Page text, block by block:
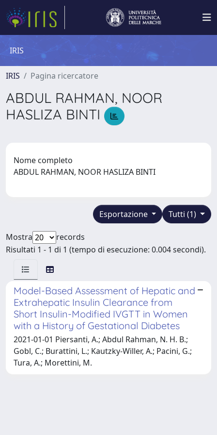
IRIS
IRIS Pagina ricercatore
ABDUL RAHMAN, NOOR
HASLIZA BINTI
Nome completo
ABDUL RAHMAN, NOOR HASLIZA BINTI
Tutti (1)
Esportazione
Mostra
records
Risultati 1 - 1 di 1 (tempo di esecuzione: 0.004 secondi).
Model-Based Assessment of Hepatic and
Extrahepatic Insulin Clearance from
Short Insulin-Modified IVGTT in Women
with a History of Gestational Diabetes
2021-01-01 Piersanti, A.; Abdul Rahman, N. H. B.;
Gobl, C.; Burattini, L.; Kautzky-Willer, A.; Pacini, G.;
Tura, A.; Morettini, M.